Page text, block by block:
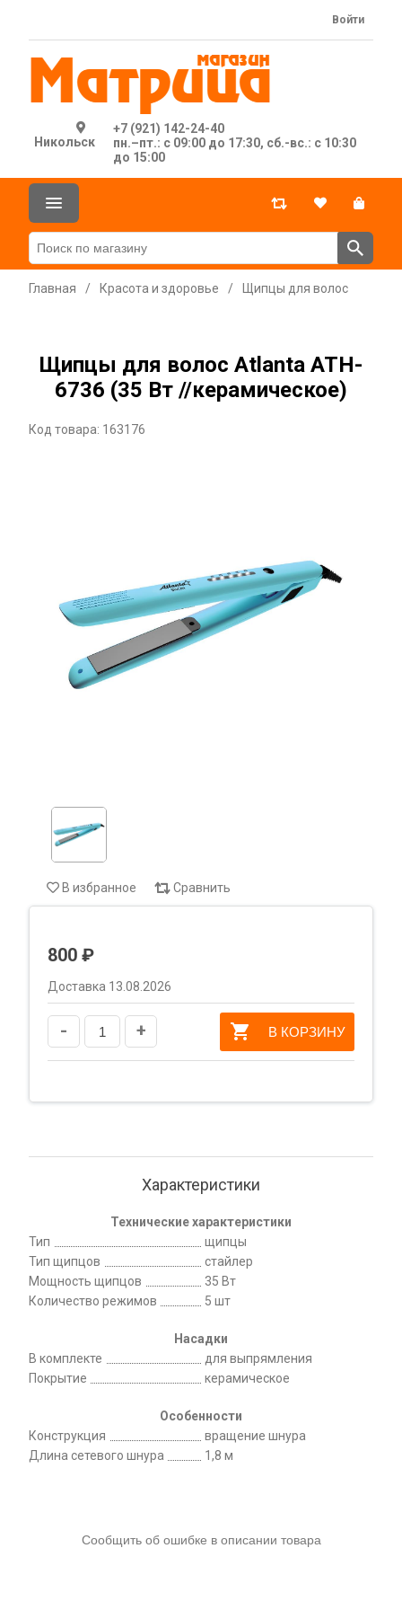
Никольск
+7 (921) 142-24-40
пн.–пт.: с 09:00 до 17:30, сб.-вс.: с 10:30
до 15:00
Войти
Главная / Красота и здоровье / Щипцы для волос
Щипцы для волос Atlanta ATH-
6736 (35 Вт //керамическое)
Код товара: 163176
В избранное Сравнить
800 ₽
Доставка 13.08.2026
- + В КОРЗИНУ
Характеристики
Технические характеристики
Тип
щипцы
Тип щипцов
стайлер
Мощность щипцов
35 Вт
Количество режимов
5 шт
Насадки
В комплекте
для выпрямления
Покрытие
керамическое
Особенности
Конструкция
вращение шнура
Длина сетевого шнура
1,8 м
Сообщить об ошибке в описании товара